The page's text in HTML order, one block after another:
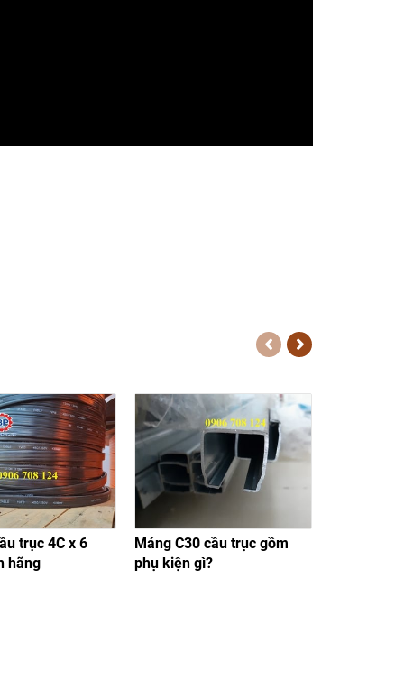
trục 4C x 6
hãng
Máng C30 cầu trục gồm
phụ kiện gì?